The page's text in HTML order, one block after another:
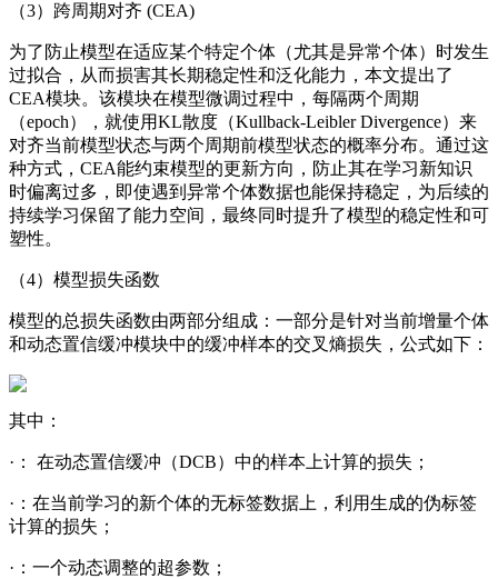
（3）跨周期对齐 (CEA)
为了防止模型在适应某个特定个体（尤其是异常个体）时发生
过拟合，从而损害其长期稳定性和泛化能力，本文提出了
CEA模块。该模块在模型微调过程中，每隔两个周期
（epoch），就使用KL散度（Kullback-Leibler Divergence）来
对齐当前模型状态与两个周期前模型状态的概率分布。通过这
种方式，CEA能约束模型的更新方向，防止其在学习新知识
时偏离过多，即使遇到异常个体数据也能保持稳定，为后续的
持续学习保留了能力空间，最终同时提升了模型的稳定性和可
塑性。
（4）模型损失函数
模型的总损失函数由两部分组成：一部分是针对当前增量个体
和动态置信缓冲模块中的缓冲样本的交叉熵损失，公式如下：
其中：
·： 在动态置信缓冲（DCB）中的样本上计算的损失；
·：在当前学习的新个体的无标签数据上，利用生成的伪标签
计算的损失；
·：一个动态调整的超参数；